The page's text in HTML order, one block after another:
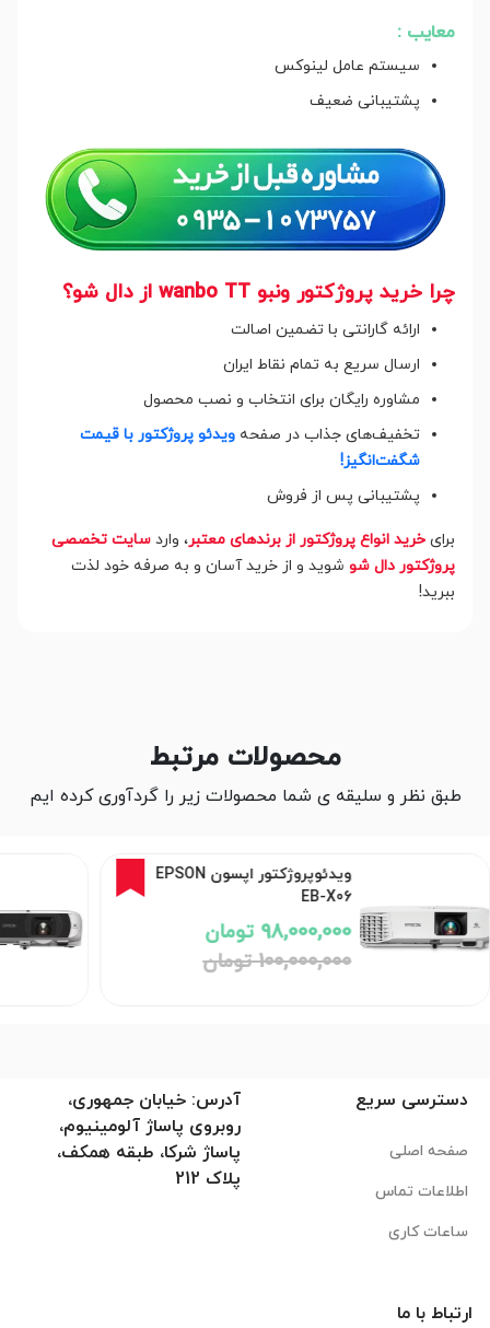
معایب :
سیستم عامل لینوکس
پشتیبانی ضعیف
چرا خرید پروژکتور ونبو wanbo TT از دال شو؟
ارائه گارانتی با تضمین اصالت
ارسال سریع به تمام نقاط ایران
مشاوره رایگان برای انتخاب و نصب محصول
تخفیف‌های جذاب در صفحه ویدئو پروژکتور با قیمت
شگفت‌انگیز!
پشتیبانی پس از فروش
برای خرید انواع پروژکتور از برندهای معتبر، وارد سایت تخصصی
پروژکتور دال شو شوید و از خرید آسان و به صرفه خود لذت
ببرید!
محصولات مرتبط
طبق نظر و سلیقه ی شما محصولات زیر را گردآوری کرده ایم
186,000,000 تومان
دسترسی سریع
صفحه اصلی
اطلاعات تماس
ساعات کاری
آدرس: خیابان جمهوری،
روبروی پاساژ آلومینیوم،
پاساژ شرکا، طبقه همکف،
پلاک 212
ارتباط با ما